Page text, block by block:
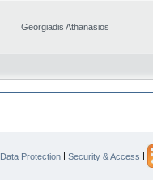
Georgiadis Athanasios
Data Protection | Security & Access |